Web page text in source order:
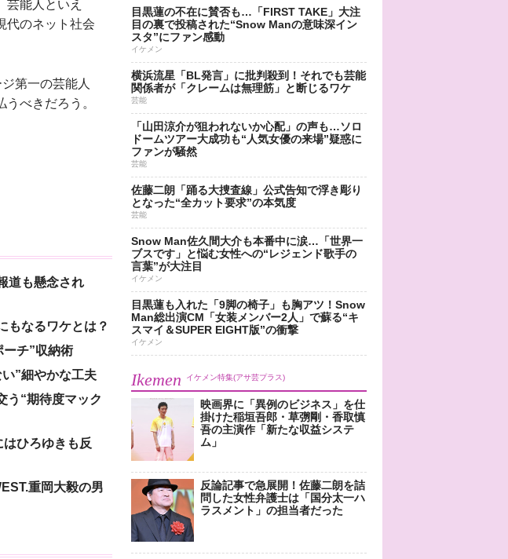
芸能人といえ
代のネット社会
第一の芸能人
べきだろう。
道も懸念され
もなるワケとは？
チ”収納術
”細やかな工夫
う“期待度マック
ひろゆきも反
重岡大毅の男
目黒蓮の不在に賛否も…「FIRST TAKE」大注
目の裏で投稿された“Snow Manの意味深イン
スタ”にファン感動
イケメン
横浜流星「BL発言」に批判殺到！それでも芸能
関係者が「クレームは無理筋」と断じるワケ
芸能
「山田涼介が狙われないか心配」の声も…ソロ
ドームツアー大成功も“人気女優の来場”疑惑に
ファンが騒然
芸能
佐藤二朗「踊る大捜査線」公式告知で浮き彫り
となった“全カット要求”の本気度
芸能
Snow Man佐久間大介も本番中に涙…「世界一
ブスです」と悩む女性への“レジェンド歌手の
言葉”が大注目
イケメン
目黒蓮も入れた「9脚の椅子」も胸アツ！Snow
Man総出演CM「女装メンバー2人」で蘇る“キ
スマイ＆SUPER EIGHT版”の衝撃
イケメン
Ikemen イケメン特集(アサ芸プラス)
映画界に「異例のビジネス」を仕
掛けた稲垣吾郎・草彅剛・香取慎
吾の主演作「新たな収益システ
ム」
反論記事で急展開！佐藤二朗を詰
問した女性弁護士は「国分太一ハ
ラスメント」の担当者だった